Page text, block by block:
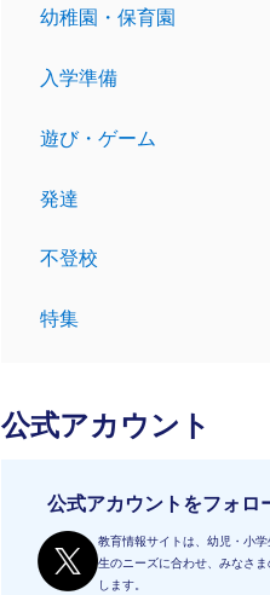
幼稚園・保育園
入学準備
遊び・ゲーム
発達
不登校
特集
公式アカウント
公式アカウントをフォロ
教育情報サイトは、幼児・小
生のニーズに合わせ、みなさま
します。